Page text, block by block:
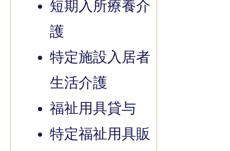
短期入所療養介
護
特定施設入居者
生活介護
福祉用具貸与
特定福祉用具販